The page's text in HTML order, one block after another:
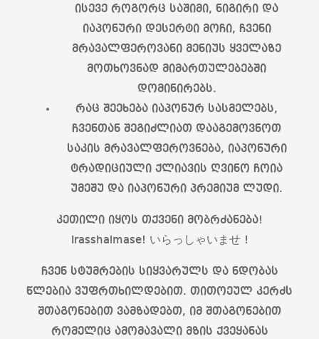
ისევე როგორც საშიმი, ნიგირი და
იაპონური დესერტი მოჩი, ჩვენი
მრავალფეროვანი მენიუს ყველაზე
მოთხოვნად მიმართულებებში
დომინირებს.
რაც შეეხება იაპონურ სასმელებს,
ჩვენთან შეგიძლიათ დააგემოვნოთ
საკის მრავალფეროვნება, იაპონური
ტრადიციული ქლიავის ღვინო ჩოია
უმეშუ და იაპონური პრემიუმ ლუდი.
კეთილი იყოს თქვენი მობრძანება!
Irasshaimase! いらっしゃいませ !
ჩვენ სტუმრების სიყვარულს და ნდობას
წლებია ვუფრთხილდებით. თითოეულ კერძს
შთაგონებით ვამზადებთ, იმ შთაგონებით
რომელიც ამომავალი მზის ქვეყანას